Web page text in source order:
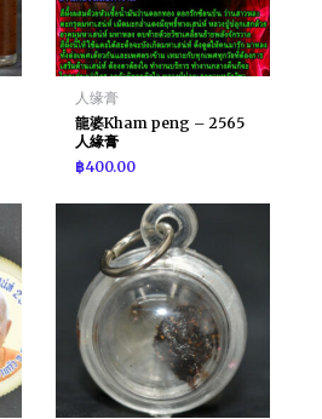
人缘膏
龍婆Kham peng – 2565
人緣膏
฿400.00